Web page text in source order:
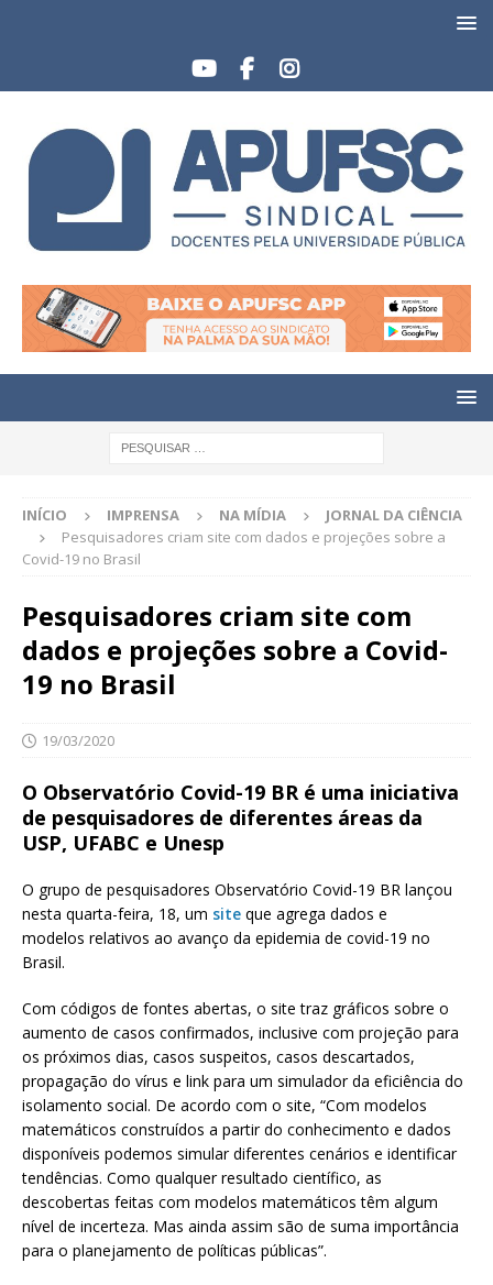
INÍCIO IMPRENSA NA MÍDIA
JORNAL DA CIÊNCIA
Pesquisadores criam site com dados e projeções sobre a
Covid-19 no Brasil
Pesquisadores criam site com
dados e projeções sobre a Covid-
19 no Brasil
19/03/2020
O Observatório Covid-19 BR é uma iniciativa
de pesquisadores de diferentes áreas da
USP, UFABC e Unesp
O grupo de pesquisadores Observatório Covid-19 BR lançou
nesta quarta-feira, 18, um site que agrega dados e
modelos relativos ao avanço da epidemia de covid-19 no
Brasil.
Com códigos de fontes abertas, o site traz gráficos sobre o
aumento de casos confirmados, inclusive com projeção para
os próximos dias, casos suspeitos, casos descartados,
propagação do vírus e link para um simulador da eficiência do
isolamento social. De acordo com o site, “Com modelos
matemáticos construídos a partir do conhecimento e dados
disponíveis podemos simular diferentes cenários e identificar
tendências. Como qualquer resultado científico, as
descobertas feitas com modelos matemáticos têm algum
nível de incerteza. Mas ainda assim são de suma importância
para o planejamento de políticas públicas”.